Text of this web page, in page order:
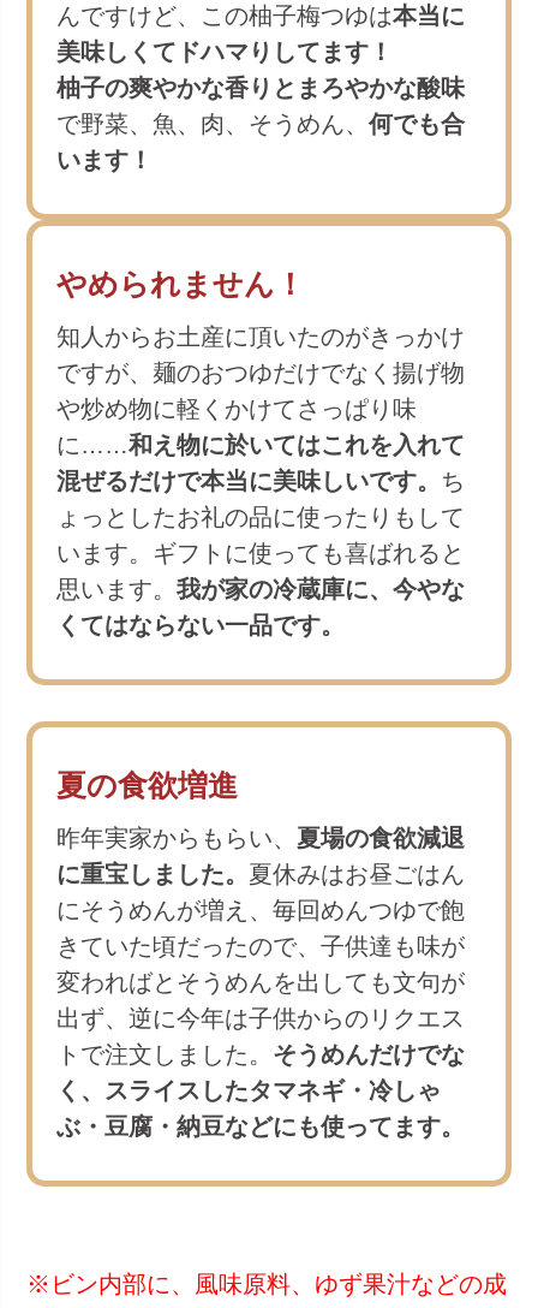
んですけど、この柚子梅つゆは本当に
美味しくてドハマりしてます！
柚子の爽やかな香りとまろやかな酸味
で野菜、魚、肉、そうめん、 何でも合
います！
やめられません！
知人からお土産に頂いたのがきっかけ
ですが、麺のおつゆだけでなく揚げ物
や炒め物に軽くかけてさっぱり味
に……和え物に於いてはこれを入れて
混ぜるだけで本当に美味しいです。 ち
ょっとしたお礼の品に使ったりもして
います。ギフトに使っても喜ばれると
思います。 我が家の冷蔵庫に、今やな
くてはならない一品です。
夏の食欲増進
昨年実家からもらい、 夏場の食欲減退
に重宝しました。 夏休みはお昼ごはん
にそうめんが増え、毎回めんつゆで飽
きていた頃だったので、子供達も味が
変わればとそうめんを出しても文句が
出ず、逆に今年は子供からのリクエス
トで注文しました。 そうめんだけでな
く、スライスしたタマネギ・冷しゃ
ぶ・豆腐・納豆などにも使ってます。
※ビン内部に、風味原料、ゆず果汁などの成